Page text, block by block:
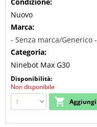
Nuovo
Marca:
- Senza marca/Generico -
Categoria:
Ninebot Max G30
Disponibilità:
Non disponibile